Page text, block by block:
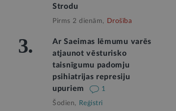
Strodu
Pirms 2 dienām, Drošība
3.
Ar Saeimas lēmumu varēs
atjaunot vēsturisko
taisnīgumu padomju
psihiatrijas represiju
upuriem
1
Šodien, Reģistri